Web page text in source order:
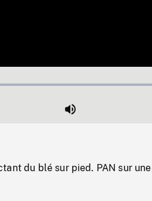
Mute
du blé sur pied. PAN sur